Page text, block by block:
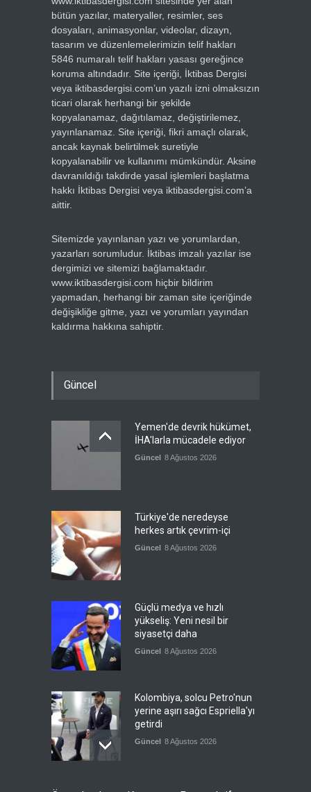
bütün yazılar, materyaller, resimler, ses
dosyaları, animasyonlar, videolar, dizayn,
tasarım ve düzenlemelerimizin telif hakları
5846 numaralı telif hakları yasası gereğince
koruma altındadır. Site içeriği, İktibas Dergisi
veya iktibasdergisi.com’un yazılı izni olmaksızın
ticari olarak herhangi bir şekilde
kopyalanamaz, dağıtılamaz, değiştirilemez,
yayınlanamaz. Site içeriği, fikri amaçlı olarak,
ancak kaynak belirtilmek suretiyle
kopyalanabilir ve kullanımı mümkündür. Aksine
davranıldığı takdirde yasal işlemleri başlatma
hakkı İktibas Dergisi veya iktibasdergisi.com’a
aittir.
Sitemizde yayınlanan yazı ve yorumlardan,
yazarları sorumludur. İktibas imzalı yazılar ise
dergimizi ve sitemizi bağlamaktadır.
www.iktibasdergisi.com hiçbir bildirim
yapmadan, herhangi bir zaman site içeriğinde
değişikliğe gitme, yazı ve yorumları yayından
kaldırma hakkına sahiptir.
Güncel
Yemen'de devrik hükümet,
İHA'larla mücadele ediyor
Güncel 8 Ağustos 2026
Türkiye'de neredeyse
herkes artık çevrim-içi
Güncel 8 Ağustos 2026
Güçlü medya ve hızlı
yükseliş: Yeni nesil bir
siyasetçi daha
Güncel 8 Ağustos 2026
Kolombiya, solcu Petro'nun
yerine aşırı sağcı Espriella'yı
getirdi
Güncel 8 Ağustos 2026
İslam İşbirliği Teşkilatı,